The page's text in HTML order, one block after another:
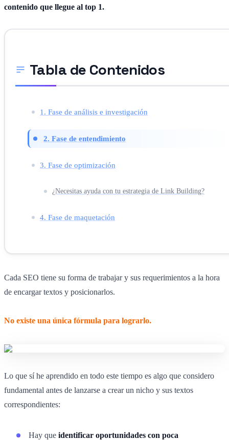
contenido que llegue al top 1.
Tabla de Contenidos
1. Fase de análisis e investigación
2. Fase de entendimiento
3. Fase de optimización
¿Necesitas ayuda con tu estrategia de Link Building?
4. Fase de maquetación
Cada SEO tiene su forma de trabajar y sus requerimientos a la hora
de encargar textos y posicionarlos.
No existe una única fórmula para lograrlo.
Lo que sí he aprendido en todo este tiempo es algo que considero
fundamental antes de lanzarse a crear un nicho y sus textos
correspondientes:
Hay que identificar oportunidades con poca